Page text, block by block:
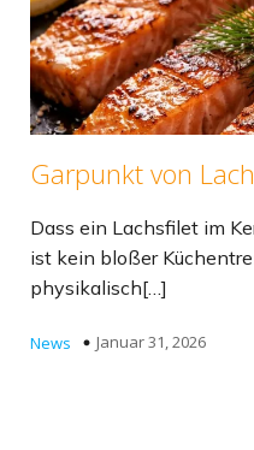
Garpunkt von
Dass ein Lachsfilet im
ist kein bloßer
physikalisch[…]
News Januar 31, 2026